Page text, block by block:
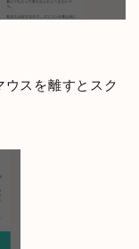
スを離すとスク